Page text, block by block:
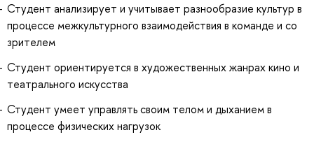
Студент анализирует и учитывает разнообразие культур в
процессе межкультурного взаимодействия в команде и со
зрителем
Студент ориентируется в художественных жанрах кино и
театрального искусства
Студент умеет управлять своим телом и дыханием в
процессе физических нагрузок